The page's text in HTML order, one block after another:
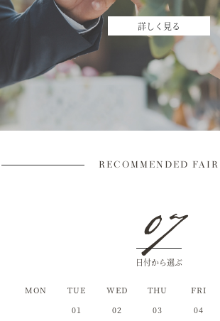
詳しく見る
RECOMMENDED FAIR
07
日付から選ぶ
MON TUE WED THU FRI
01
02 03 04
MON TUE WED THU FRI
01
MON TUE WED THU FRI
02 03 04 05